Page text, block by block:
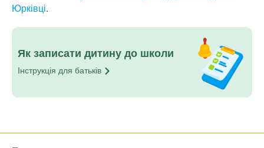
Юрківці.
Як записати дитину до школи
Інструкція для батьків